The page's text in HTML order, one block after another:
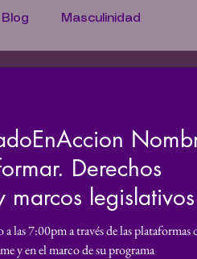
Blog Masculinidad
de Género
Investigación
Derechos
marcos legislativos
las 7:00pm a través de las plataformas
y en el marco de su programa